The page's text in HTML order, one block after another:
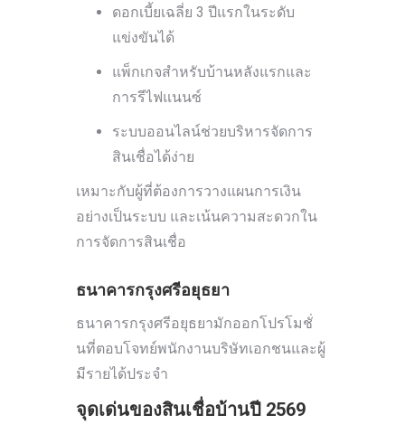
ดอกเบี้ยเฉลี่ย 3 ปีแรกในระดับ
แข่งขันได้
แพ็กเกจสำหรับบ้านหลังแรกและ
การรีไฟแนนซ์
ระบบออนไลน์ช่วยบริหารจัดการ
สินเชื่อได้ง่าย
เหมาะกับผู้ที่ต้องการวางแผนการเงิน
อย่างเป็นระบบ และเน้นความสะดวกใน
การจัดการสินเชื่อ
ธนาคารกรุงศรีอยุธยา
ธนาคารกรุงศรีอยุธยามักออกโปรโมชั่
นที่ตอบโจทย์พนักงานบริษัทเอกชนและผู้
มีรายได้ประจำ
จุดเด่นของสินเชื่อบ้านปี 2569